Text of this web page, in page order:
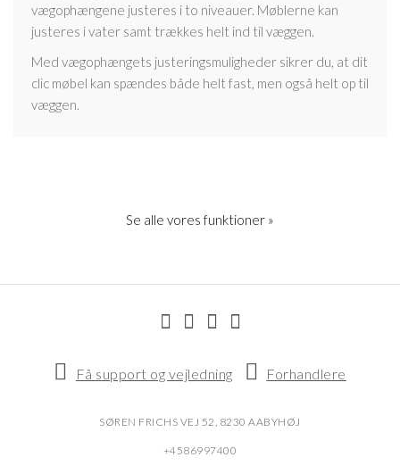
vægophængene justeres i to niveauer. Møblerne kan
justeres i vater samt trækkes helt ind til væggen.
Med vægophængets justeringsmuligheder sikrer du, at dit
clic møbel kan spændes både helt fast, men også helt op til
væggen.
Se alle vores funktioner »
Få support og vejledning Forhandlere
SØREN FRICHS VEJ 52, 8230 AABYHØJ
+4586997400